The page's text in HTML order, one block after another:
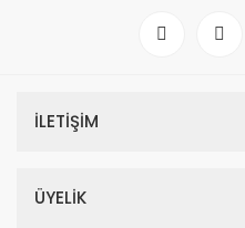
İLETİŞİM
ÜYELİK